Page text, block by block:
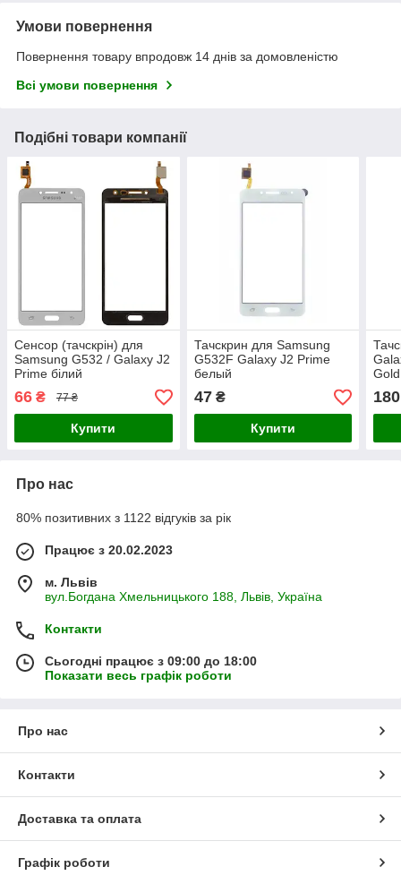
Умови повернення
Повернення товару впродовж 14 днів за домовленістю
Всі умови повернення
Подібні товари компанії
Сенсор (тачскрін) для
Samsung G532 / Galaxy J2
Prime білий
66 ₴ 77 ₴
Купити
Тачскрин для Samsung
G532F Galaxy J2 Prime
белый
47₴
Купити
Gold
180
Про нас
80% позитивних з 1122 відгуків за рік
Працює з 20.02.2023
м. Львів
вул.Богдана Хмельницького 188, Львів, Україна
Контакти
Сьогодні працює з 09:00 до 18:00
Показати весь графік роботи
Про нас
Контакти
Доставка та оплата
Графік роботи